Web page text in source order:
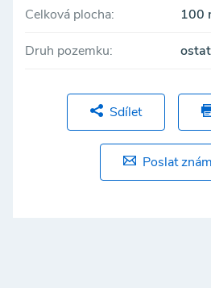
Celková plocha: 100
Druh pozemku:
Sdílet
Poslat